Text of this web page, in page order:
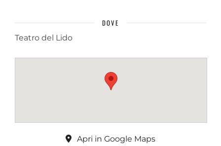
DOVE
Teatro del Lido
Apri in Google Maps